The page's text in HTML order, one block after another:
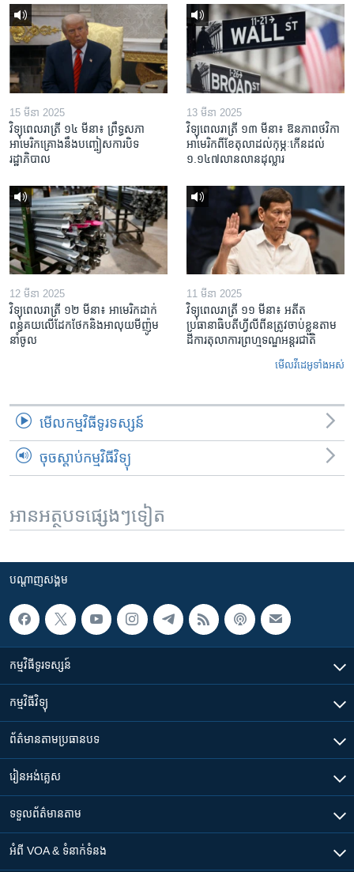
15 មីនា 2025
វិទ្យុពេលរាត្រី ១៤ មីនា៖ ព្រឹទ្ធសភា
អាមេរិកគ្រោងនឹងបញ្ចៀសការបិទ
រដ្ឋាភិបាល
13 មីនា 2025
វិទ្យុពេលរាត្រី ១៣ មីនា៖ ឱនភាព​ថវិកា​
អាមេរិក​ពី​ខែ​តុលា​ដល់​កុម្ភៈ​កើន​ដល់​
១.១៤៧​លានលាន​ដុល្លារ
12 មីនា 2025
វិទ្យុពេលរាត្រី ១២ មីនា៖ អាមេរិក​ដាក់​
ពន្ធគយ​លើ​ដែកថែក​និង​អាលុយ​មីញ៉ូម​
នាំចូល
11 មីនា 2025
វិទ្យុពេលរាត្រី ១១ មីនា៖ អតីត​
ប្រធានាធិបតីហ្វីលីពីន​ត្រូវ​ចាប់ខ្លួនតាម
ដីការ​តុលាការ​ព្រហ្មទណ្ឌ​អន្តរជាតិ
មើល​វីដេអូ​ទាំង​អស់
មើល​កម្មវិធី​ទូរទស្សន៍
ចុចស្តាប់កម្មវិធីវិទ្យុ
អានអត្ថបទផ្សេងៗទៀត
បណ្តាញ​សង្គម
កម្មវិធី​ទូរទស្សន៍
កម្មវិធី​វិទ្យុ
ព័ត៌មាន​តាមប្រធានបទ​
រៀន​​អង់គ្លេស
ទទួល​ព័ត៌មាន​តាម
អំពី​ VOA & ទំនាក់ទំនង